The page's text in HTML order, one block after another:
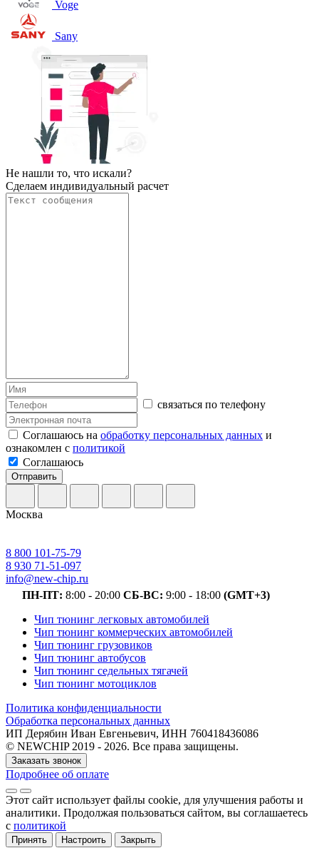
Voge
Sany
Не нашли то, что искали?
Сделаем индивидуальный расчет
связаться по телефону
Соглашаюсь на обработку персональных данных и
ознакомлен с политикой
Соглашаюсь
Отправить
Москва
8 800 101-75-79
8 930 71-51-097
info@new-chip.ru
ПН-ПТ: 8:00 - 20:00 СБ-ВС: 9:00 - 18:00 (GMT+3)
Чип тюнинг легковых автомобилей
Чип тюнинг коммерческих автомобилей
Чип тюнинг грузовиков
Чип тюнинг автобусов
Чип тюнинг седельных тягачей
Чип тюнинг мотоциклов
Политика конфиденциальности
Обработка персональных данных
ИП Дерябин Иван Евгеньевич, ИНН 760418436086
© NEWCHIP 2019 - 2026. Все права защищены.
Заказать звонок
Подробнее об оплате
Этот сайт использует файлы cookie, для улучшения работы и
аналитики. Продолжая пользоваться сайтом, вы соглашаетесь
с политикой
Принять Настроить Закрыть